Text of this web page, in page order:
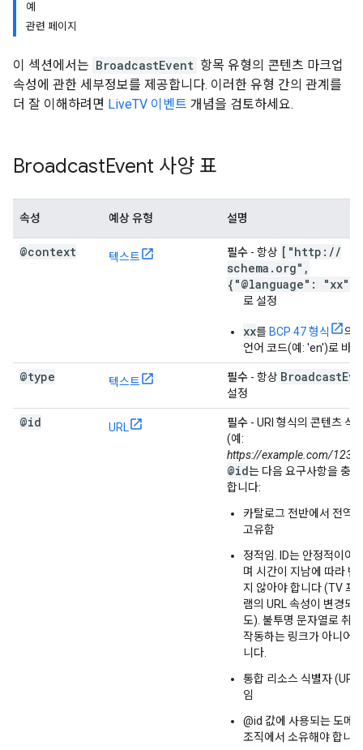
예
관련 페이지
이 섹션에서는 BroadcastEvent 항목 유형의 콘텐츠 마크업
속성에 관한 세부정보를 제공합니다. 이러한 유형 간의 관계를
더 잘 이해하려면 LiveTV 이벤트 개념을 검토하세요.
BroadcastEvent 사양 표
속성 예상 유형 설명
@context 텍스트 필수 - 항상 ["http: //
schema . org" ,
{"@language": "xx"}]
로 설정
xx를 BCP 47 형식
의
언어 코드(예: 'en')로 바
@type 텍스트 필수 - 항상 Broadcast
설정
@id URL 필수 - URI 형식의 콘텐츠 식
(예:
https://example.com/
@id는 다음 요구사항을 충
합니다:
카탈로그 전반에서 전역
고유함
정적임. ID는 안정적이어
며 시간이 지남에 따라 변
지 않아야 합니다 (TV 프
램의 URL 속성이 변경되
도). 불투명 문자열로 취
작동하는 링크가 아니어
니다.
통합 리소스 식별자 (URI)
임
@id 값에 사용되는 도메
조직에서 소유해야 합니